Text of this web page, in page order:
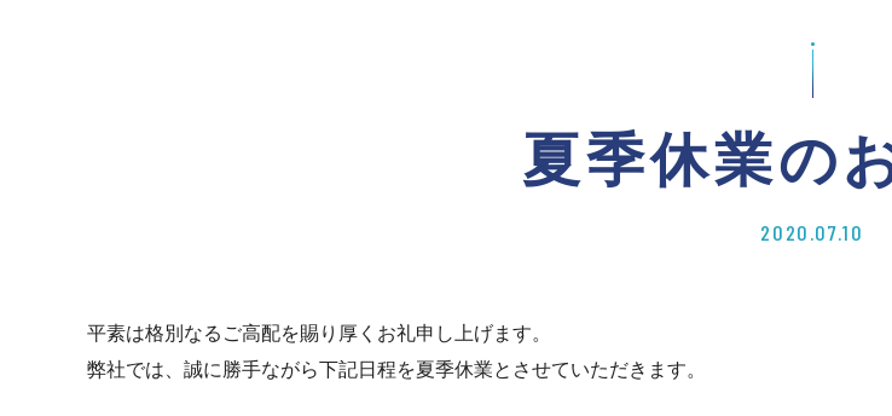
夏季休業の
2020.07.10
平素は格別なるご高配を賜り厚くお礼申し上げます。
弊社では、誠に勝手ながら下記日程を夏季休業とさせていただきます。